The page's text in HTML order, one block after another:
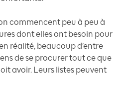
commencent peu à peu à
dont elles ont besoin pour
réalité, beaucoup d’entre
de se procurer tout ce que
avoir. Leurs listes peuvent